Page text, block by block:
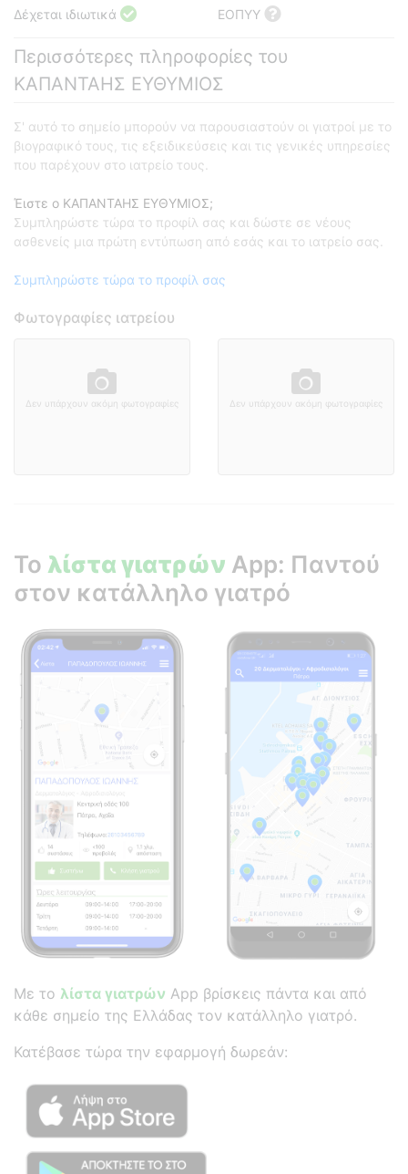
Δέχεται ιδιωτικά ΕΟΠΥΥ
Περισσότερες πληροφορίες του
ΚΑΠΑΝΤΑΗΣ ΕΥΘΥΜΙΟΣ
Σ' αυτό το σημείο μπορούν να παρουσιαστούν οι γιατροί με το
βιογραφικό τους, τις εξειδικεύσεις και τις γενικές υπηρεσίες
που παρέχουν στο ιατρείο τους.
Έιστε ο ΚΑΠΑΝΤΑΗΣ ΕΥΘΥΜΙΟΣ;
Συμπληρώστε τώρα το προφίλ σας και δώστε σε νέους
ασθενείς μια πρώτη εντύπωση από εσάς και το ιατρείο σας.
Συμπληρώστε τώρα το προφίλ σας
Φωτογραφίες ιατρείου
Δεν υπάρχουν ακόμη φωτογραφίες Δεν υπάρχουν ακόμη φωτογραφίες
Το λίστα γιατρών App: Παντού
στον κατάλληλο γιατρό
Με το λίστα γιατρών App βρίσκεις πάντα και από
κάθε σημείο της Ελλάδας τον κατάλληλο γιατρό.
Κατέβασε τώρα την εφαρμογή δωρεάν: